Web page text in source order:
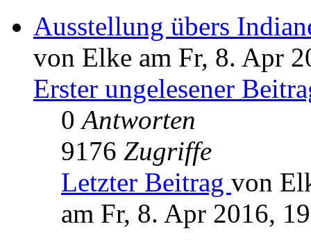
Ausstellung übers
von Elke am Fr, 8. Apr
Erster ungelesener
0Antworten
9176 Zugriffe
Letzter Beitrag von
am Fr, 8. Apr 2016,